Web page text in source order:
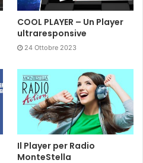
COOL PLAYER – Un Player
ultraresponsive
24 Ottobre 2023
Il Player per Radio
MonteStella